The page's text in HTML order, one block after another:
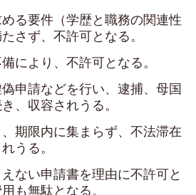
る要件（学歴と職務の関連性
さず、不許可となる。
により、不許可となる。
申請などを行い、逮捕、母国
、収容されうる。
期限内に集まらず、不法滞在
うる。
ない申請書を理由に不許可と
も無駄となる。